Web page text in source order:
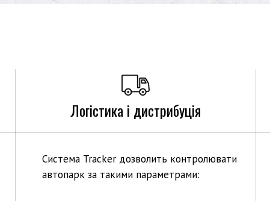
Логістика і дистрибуція
Система Tracker дозволить контролювати
автопарк за такими параметрами: